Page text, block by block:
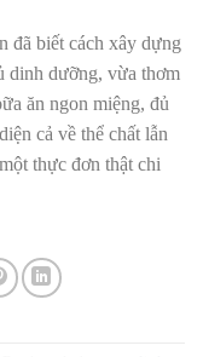
đã biết cách xây dựng
dinh dưỡng, vừa thơm
ăn ngon miệng, đủ
cả về thể chất lẫn
thực đơn thật chi